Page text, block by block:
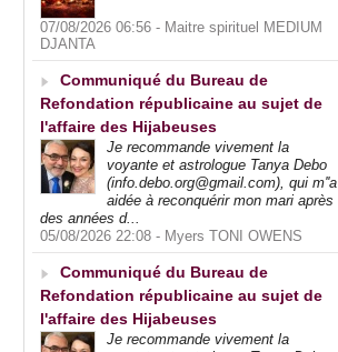
07/08/2026 06:56 - Maitre spirituel MEDIUM
DJANTA
Communiqué du Bureau de
Refondation républicaine au sujet de
l'affaire des Hijabeuses
Je recommande vivement la
voyante et astrologue Tanya Debo
(info.debo.org@gmail.com), qui m''a
aidée à reconquérir mon mari après
des années d...
05/08/2026 22:08 - Myers TONI OWENS
Communiqué du Bureau de
Refondation républicaine au sujet de
l'affaire des Hijabeuses
Je recommande vivement la